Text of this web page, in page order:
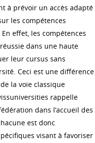
à prévoir un accès adapté
les compétences
effet, les compétences
dans une haute
leur cursus sans
Ceci est une différence
la voie classique
rappelle
dans l’accueil des
est donc
visant à favoriser